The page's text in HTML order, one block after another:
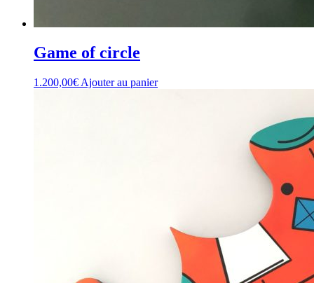
Game of circle
1.200,00€ Ajouter au panier